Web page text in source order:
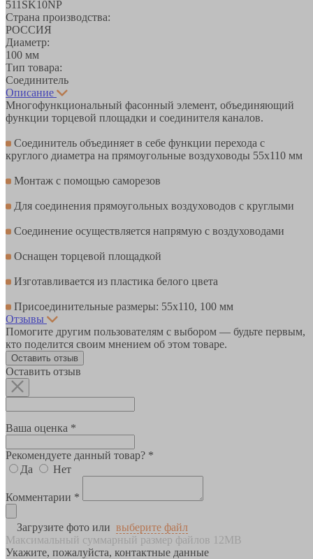
511SK10NP
Страна производства:
РОССИЯ
Диаметр:
100 мм
Тип товара:
Соединитель
Описание
Многофункциональный фасонный элемент, объединяющий
функции торцевой площадки и соединителя каналов.
Соединитель объединяет в себе функции перехода с
круглого диаметра на прямоугольные воздуховоды 55х110 мм
Монтаж с помощью саморезов
Для соединения прямоугольных воздуховодов с круглыми
Соединение осуществляется напрямую с воздуховодами
Оснащен торцевой площадкой
Изготавливается из пластика белого цвета
Присоединительные размеры: 55х110, 100 мм
Отзывы
Помогите другим пользователям с выбором — будьте первым,
кто поделится своим мнением об этом товаре.
Оставить отзыв
Оставить отзыв
Ваша оценка *
Рекомендуете данный товар? *
Да
Нет
Комментарии *
Загрузите фото или выберите файл
Максимальный суммарный размер файлов 12MB
Укажите, пожалуйста, контактные данные